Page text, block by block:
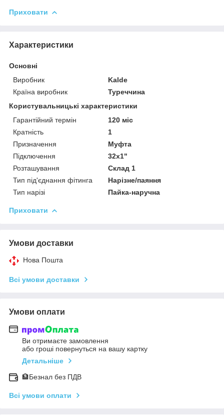
Приховати
Характеристики
Основні
Виробник
Kalde
Країна виробник
Туреччина
Користувальницькі характеристики
Гарантійний термін
120 міс
Кратність
1
Призначення
Муфта
Підключення
32x1"
Розташування
Склад 1
Тип під'єднання фітинга
Нарізне/паяння
Тип нарізі
Пайка-наручна
Приховати
Умови доставки
Нова Пошта
Всі умови доставки
Умови оплати
Ви отримаєте замовлення
або гроші повернуться на вашу картку
Детальніше
🏦Безнал без ПДВ
Всі умови оплати